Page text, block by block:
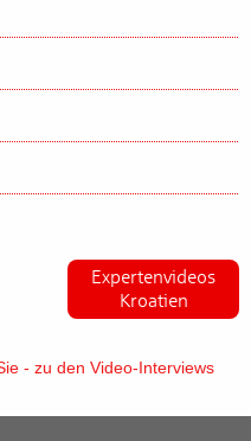
Expertenvideos
Kroatien
- zu den Video-Interviews